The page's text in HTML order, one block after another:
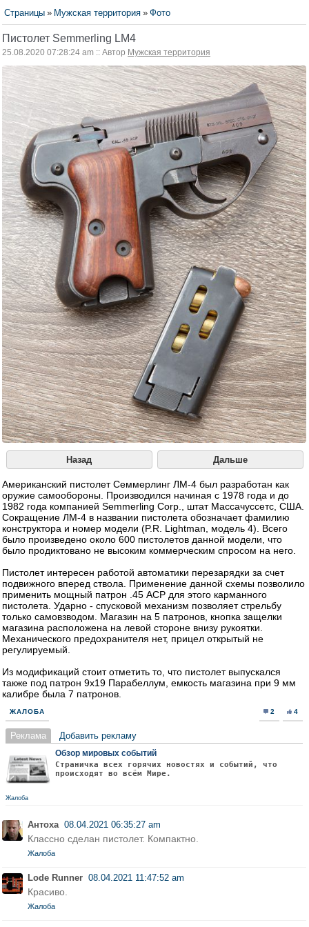
Страницы » Мужская территория » Фото
Пистолет Semmerling LM4
25.08.2020 07:28:24 am :: Автор Мужская территория
Назад Дальше
Американский пистолет Семмерлинг ЛМ-4 был разработан как
оружие самообороны. Производился начиная с 1978 года и до
1982 года компанией Semmerling Corp., штат Массачуссетс, США.
Сокращение ЛМ-4 в названии пистолета обозначает фамилию
конструктора и номер модели (P.R. Lightman, модель 4). Всего
было произведено около 600 пистолетов данной модели, что
было продиктовано не высоким коммерческим спросом на него.
Пистолет интересен работой автоматики перезарядки за счет
подвижного вперед ствола. Применение данной схемы позволило
применить мощный патрон .45 ACP для этого карманного
пистолета. Ударно - спусковой механизм позволяет стрельбу
только самовзводом. Магазин на 5 патронов, кнопка защелки
магазина расположена на левой стороне внизу рукоятки.
Механического предохранителя нет, прицел открытый не
регулируемый.
Из модификаций стоит отметить то, что пистолет выпускался
также под патрон 9х19 Парабеллум, емкость магазина при 9 мм
калибре была 7 патронов.
ЖАЛОБА 2 4
Реклама Добавить рекламу
Обзор мировых событий
Страничка всех горячих новостях и событий, что
происходят во всём Мире.
Жалоба
Антоха 08.04.2021 06:35:27 am
Классно сделан пистолет. Компактно.
Жалоба
Lode Runner 08.04.2021 11:47:52 am
Красиво.
Жалоба